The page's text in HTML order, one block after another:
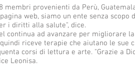
membri provenienti da Perù,
web, siamo un ente senza
i diritti alla salute", dice.
continua ad avanzare per migliorare
riceve terapie che aiutano le sue
corsi di lettura e arte. "Grazie a
Leonisa.